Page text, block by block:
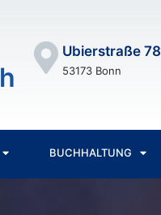
Ubierstraße 78
53173 Bonn
BUCHHALTUNG